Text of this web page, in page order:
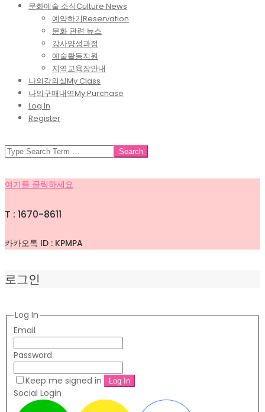
문화예술 소식Culture News
예약하기Reservation
문화 관련 뉴스
강사양성과정
예술활동지원
지역교육장안내
나의강의실My Class
나의구매내역My Purchase
Log In
Register
SEARCH
여기를 클릭하세요
T : 1670-8611
카카오톡 ID : KPMPA
로그인
Log In
Email
Password
Keep me signed in
Social Login